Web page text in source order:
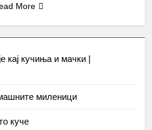
More
кај кучиња и мачки |
миленици
куче